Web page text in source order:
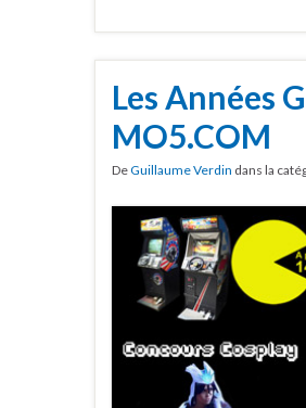
Les Années
MO5.COM
DeGuillaume Verdin dans la